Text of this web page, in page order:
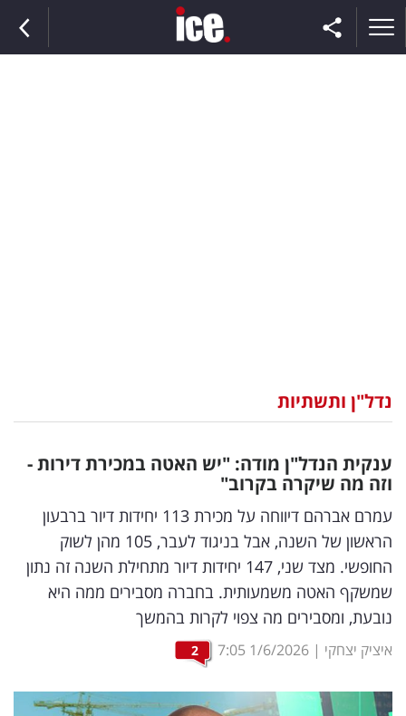
וצרכנות
דיגיטל
וטק
שיווק
ופרסום
משפט
מדדים
ומחקרים
נדל"ן ותשתיות
ענקית הנדל"ן מודה: "יש האטה במכירת דירות -
וזה מה שיקרה בקרוב"
עמרם אברהם דיווחה על מכירת 113 יחידות דיור ברבעון
הראשון של השנה, אבל בניגוד לעבר, 105 מהן לשוק
החופשי. מצד שני, 147 יחידות דיור מתחילת השנה זה נתון
שמשקף האטה משמעותית. בחברה מסבירים ממה היא
נובעת, ומסבירים מה צפוי לקרות בהמשך
איציק יצחקי |
1/6/2026
7:05
2